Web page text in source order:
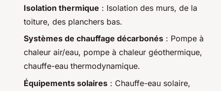
Isolation thermique : Isolation des murs, de la
toiture, des planchers bas.
Systèmes de chauffage décarbonés : Pompe à
chaleur air/eau, pompe à chaleur géothermique,
chauffe-eau thermodynamique.
Équipements solaires : Chauffe-eau solaire,